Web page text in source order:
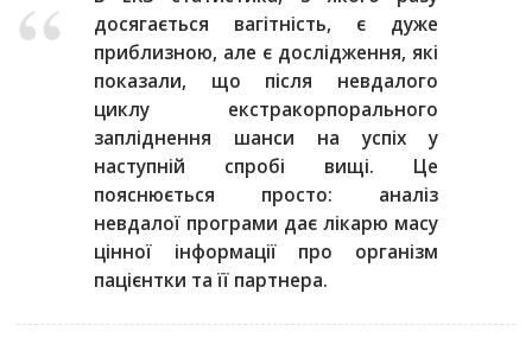
досягається вагітність, є дуже
приблизною, але є дослідження, які
показали, що після невдалого
циклу екстракорпорального
запліднення шанси на успіх у
наступній спробі вищі. Це
пояснюється просто: аналіз
невдалої програми дає лікарю масу
цінної інформації про організм
пацієнтки та її партнера.